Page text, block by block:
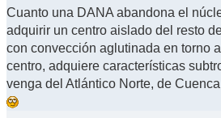
Cuanto una DANA abandona el
adquirir un centro aislado del resto
con convección aglutinada en torno
centro, adquiere características
venga del Atlántico Norte, de